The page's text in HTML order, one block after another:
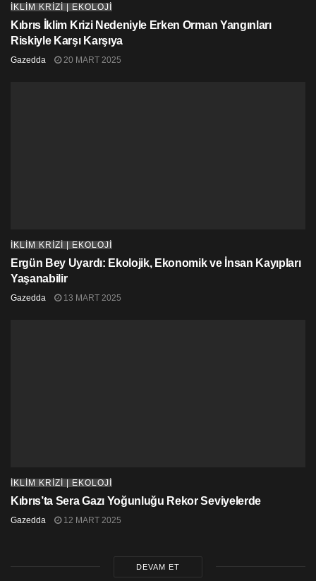
İKLİM KRİZİ | EKOLOJİ
Kıbrıs İklim Krizi Nedeniyle Erken Orman Yangınları
Riskiyle Karşı Karşıya
Gazedda 20 MART 2025
İKLİM KRİZİ | EKOLOJİ
Ergün Bey Uyardı: Ekolojik, Ekonomik ve İnsan Kayıpları
Yaşanabilir
Gazedda 13 MART 2025
İKLİM KRİZİ | EKOLOJİ
Kıbrıs’ta Sera Gazı Yoğunluğu Rekor Seviyelerde
Gazedda 12 MART 2025
DEVAM ET